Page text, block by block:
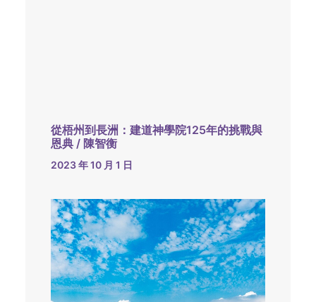
從梧州到長洲：建道神學院125年的挑戰與
恩典 / 陳智衡
2023 年 10 月 1 日